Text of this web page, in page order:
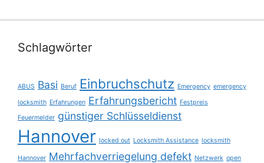
Schlagwörter
ABUS Basi Beruf Einbruchschutz Emergency emergency
locksmith Erfahrungen Erfahrungsbericht Festpreis
Feuermelder günstiger Schlüsseldienst
Hannover locked out Locksmith Assistance locksmith
Hannover Mehrfachverriegelung defekt Netzwerk open